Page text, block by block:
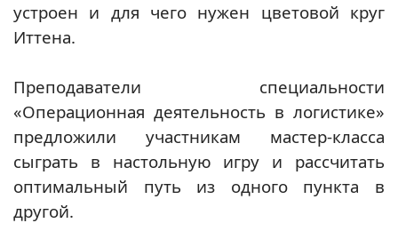
устроен и для чего нужен цветовой круг
Иттена.
Преподаватели специальности
«Операционная деятельность в логистике»
предложили участникам мастер-класса
сыграть в настольную игру и рассчитать
оптимальный путь из одного пункта в
другой.